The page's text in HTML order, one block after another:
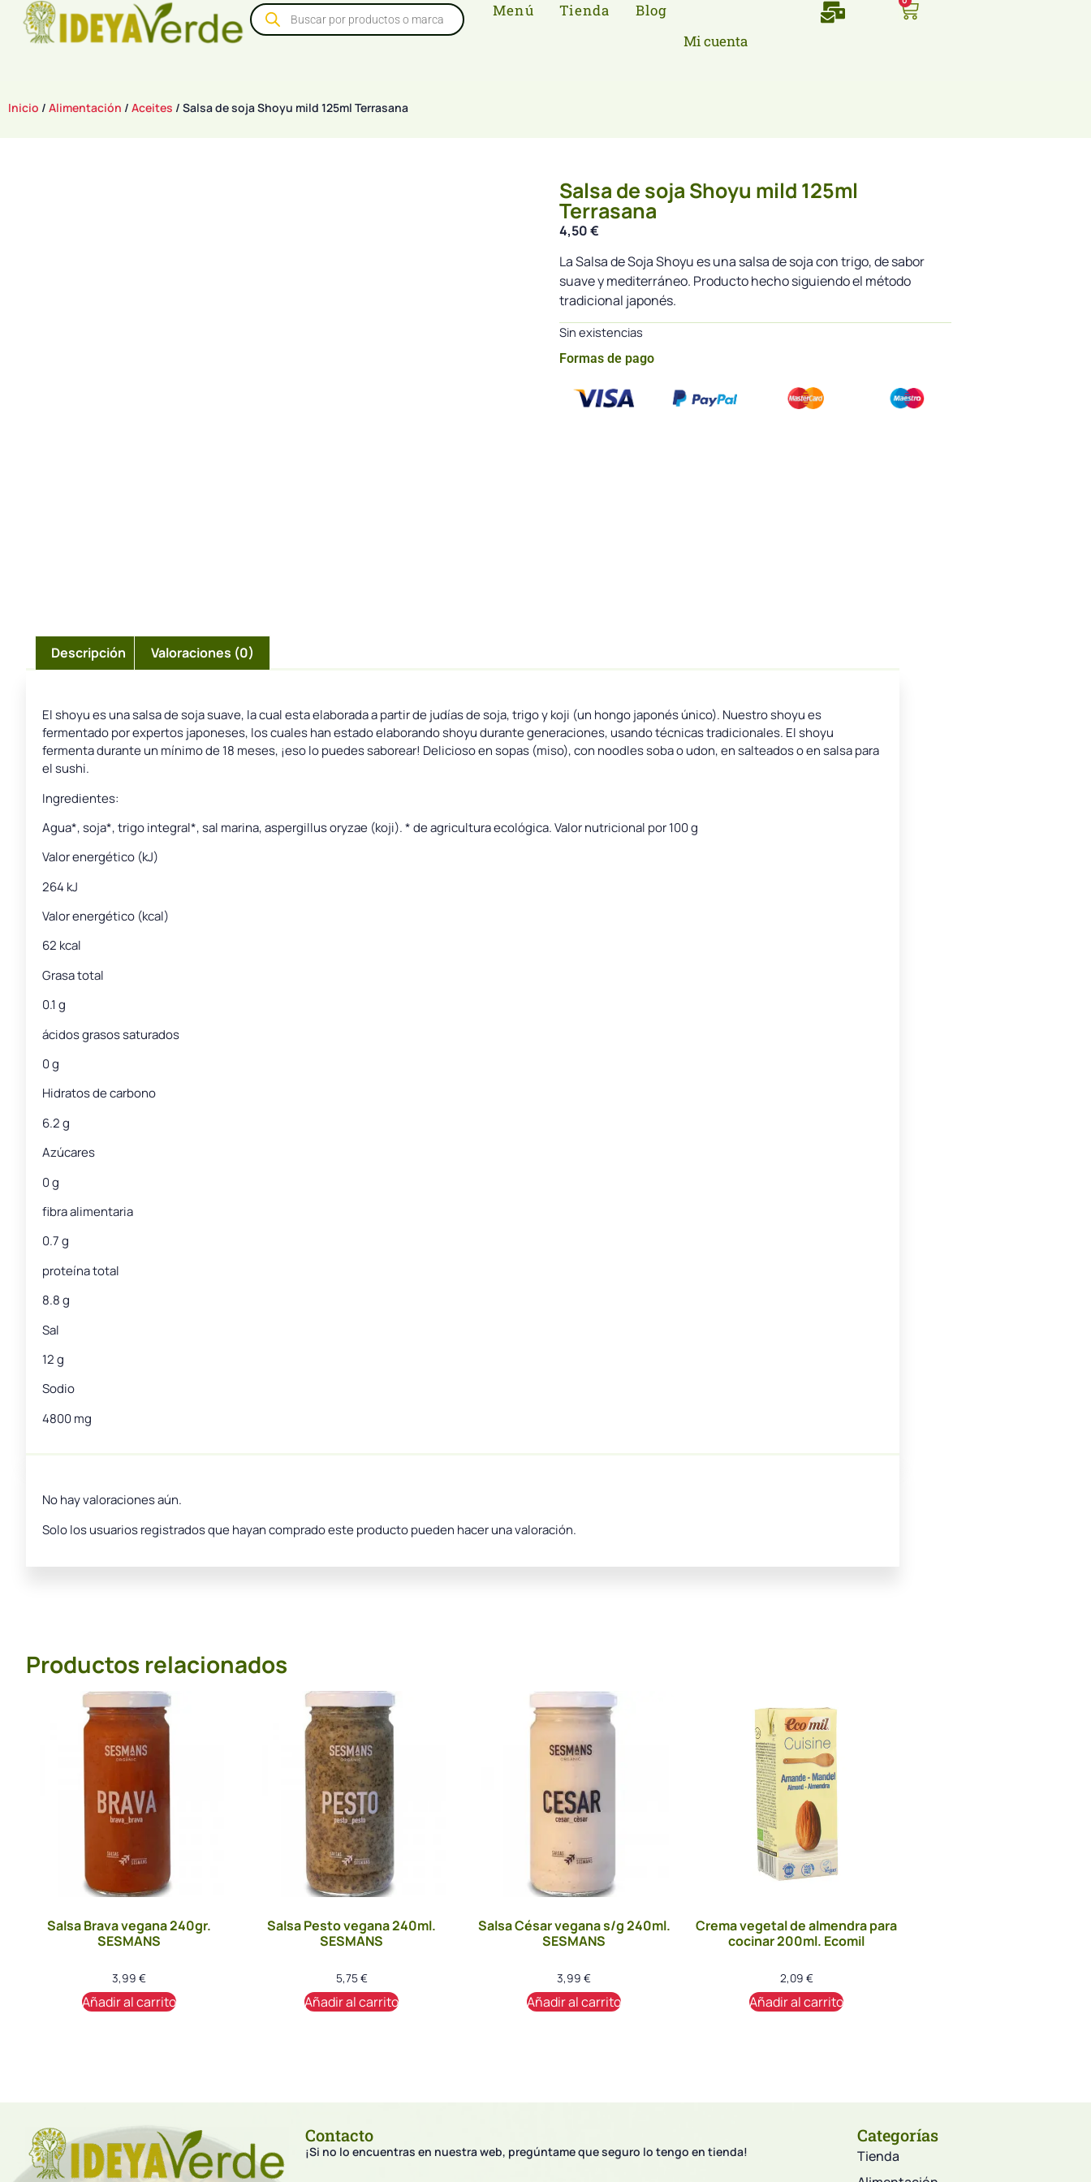
Menú Tienda
Blog
Mi cuenta
Inicio / Alimentación / Aceites / Salsa de soja Shoyu mild 125ml Terrasana
Salsa de soja Shoyu mild 125ml
Terrasana
4,50€
La Salsa de Soja Shoyu es una salsa de soja con trigo, de sabor
suave y mediterráneo. Producto hecho siguiendo el método
tradicional japonés.
Sin existencias
Formas de pago
Descripción Valoraciones (0)
El shoyu es una salsa de soja suave, la cual esta elaborada a partir de judías de soja, trigo y koji (un hongo japonés único). Nuestro shoyu es
fermentado por expertos japoneses, los cuales han estado elaborando shoyu durante generaciones, usando técnicas tradicionales. El shoyu
fermenta durante un mínimo de 18 meses, ¡eso lo puedes saborear! Delicioso en sopas (miso), con noodles soba o udon, en salteados o en salsa para
el sushi.
Ingredientes:
Agua*, soja*, trigo integral*, sal marina, aspergillus oryzae (koji). * de agricultura ecológica. Valor nutricional por 100 g
Valor energético (kJ)
264 kJ
Valor energético (kcal)
62 kcal
Grasa total
0.1 g
ácidos grasos saturados
0 g
Hidratos de carbono
6.2 g
Azúcares
0 g
fibra alimentaria
0.7 g
proteína total
8.8 g
Sal
12 g
Sodio
4800 mg
No hay valoraciones aún.
Solo los usuarios registrados que hayan comprado este producto pueden hacer una valoración.
Productos relacionados
Salsa Brava vegana 240gr.
SESMANS
3,99 €
Añadir al carrito
Salsa Pesto vegana 240ml.
SESMANS
5,75€
Añadir al carrito
Salsa César vegana s/g 240ml.
SESMANS
3,99 €
Añadir al carrito
Crema vegetal de almendra para
cocinar 200ml. Ecomil
2,09 €
Añadir al carrito
Contacto
¡Si no lo encuentras en nuestra web, pregúntame que seguro lo tengo en tienda!
Categorías
Tienda